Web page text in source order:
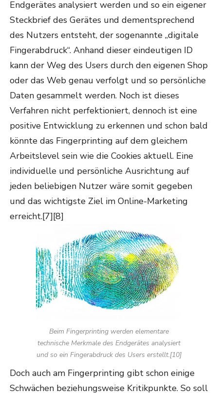
Endgerätes analysiert werden und so ein eigener
Steckbrief des Gerätes und dementsprechend
des Nutzers entsteht, der sogenannte „digitale
Fingerabdruck“. Anhand dieser eindeutigen ID
kann der Weg des Users durch den eigenen Shop
oder das Web genau verfolgt und so persönliche
Daten gesammelt werden. Noch ist dieses
Verfahren nicht perfektioniert, dennoch ist eine
positive Entwicklung zu erkennen und schon bald
könnte das Fingerprinting auf dem gleichem
Arbeitslevel sein wie die Cookies aktuell. Eine
individuelle und persönliche Ausrichtung auf
jeden beliebigen Nutzer wäre somit gegeben
und das wichtigste Ziel im Online-Marketing
erreicht.[7][8]
Beim Fingerprinting werden elementare
technische Merkmale des Endgerätes analysiert
und so ein Fingerabdruck des Users erstellt.[10]
Doch auch am Fingerprinting gibt schon einige
Schwächen beziehungsweise Kritikpunkte. So soll